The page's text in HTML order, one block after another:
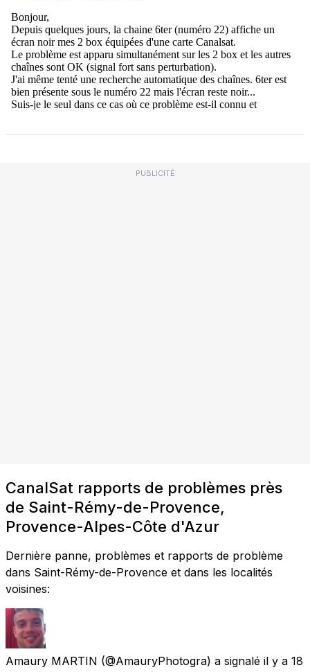
PUBLICITÉ
CanalSat rapports de problèmes près
de Saint-Rémy-de-Provence,
Provence-Alpes-Côte d'Azur
Dernière panne, problèmes et rapports de problème
dans Saint-Rémy-de-Provence et dans les localités
voisines:
Amaury MARTIN (@AmauryPhotogra) a signalé il y a 18